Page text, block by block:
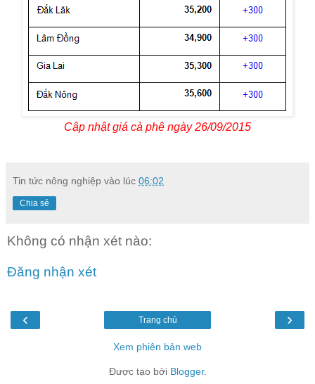
Cập nhật giá cà phê ngày 26/09/2015
Tin tức nông nghiệp vào lúc 06:02
Chia sẻ
Không có nhận xét nào:
Đăng nhận xét
‹ ›
Trang chủ
Xem phiên bản web
Được tạo bởi Blogger.